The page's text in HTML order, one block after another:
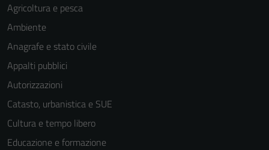
Agricoltura e pesca
Ambiente
Anagrafe e stato civile
Appalti pubblici
Autorizzazioni
Catasto, urbanistica e SUE
Cultura e tempo libero
Educazione e formazione